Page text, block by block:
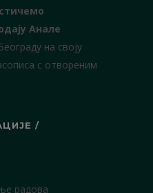
Анале
на своју
с отвореним
/
радова